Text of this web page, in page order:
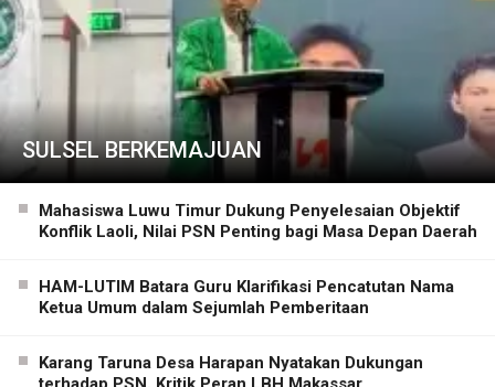
SULSEL BERKEMAJUAN
Mahasiswa Luwu Timur Dukung Penyelesaian Objektif
Konflik Laoli, Nilai PSN Penting bagi Masa Depan Daerah
HAM-LUTIM Batara Guru Klarifikasi Pencatutan Nama
Ketua Umum dalam Sejumlah Pemberitaan
Karang Taruna Desa Harapan Nyatakan Dukungan